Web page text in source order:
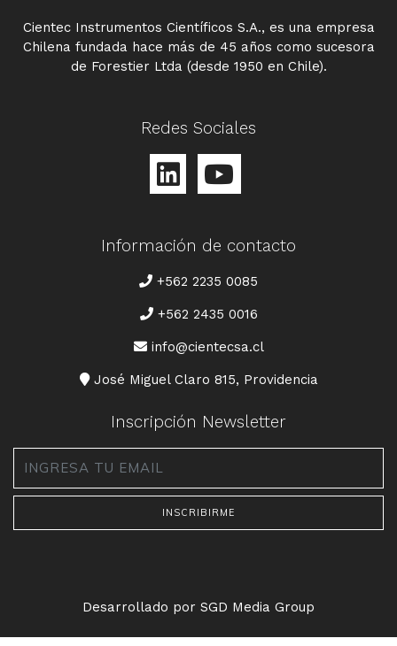
Cientec Instrumentos Científicos S.A., es una empresa
Chilena fundada hace más de 45 años como sucesora
de Forestier Ltda (desde 1950 en Chile).
Redes Sociales
Información de contacto
TELÉFONO
+562 2235 0085
+562 2435 0016
CORREO
info@cientecsa.cl
DIRECCIÓN
José Miguel Claro 815, Providencia
Inscripción Newsletter
Desarrollado por SGD Media Group